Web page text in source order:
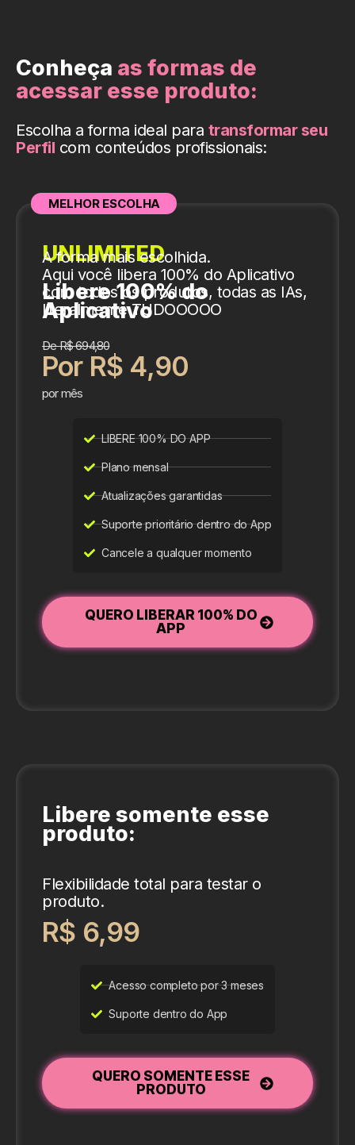
Conheça as formas de
acessar esse produto:
Escolha a forma ideal para transformar seu
Perfil com conteúdos profissionais:
MELHOR ESCOLHA
UNLIMITED
Libere 100% do
Aplicativo
A forma mais escolhida.
Aqui você libera 100% do Aplicativo
com todos os produtos, todas as IAs,
literalmente TUDOOOOO
De R$ 694,80
Por R$ 4,90
por mês
LIBERE 100% DO APP
Plano mensal
Atualizações garantidas
Suporte prioritário dentro do App
Cancele a qualquer momento
QUERO LIBERAR 100% DO
APP
Libere somente esse
produto:
Flexibilidade total para testar o
produto.
R$ 6,99
Acesso completo por 3 meses
Suporte dentro do App
QUERO SOMENTE ESSE
PRODUTO